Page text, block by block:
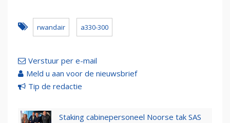
rwandair a330-300
Verstuur per e-mail
Meld u aan voor de nieuwsbrief
Tip de redactie
Staking cabinepersoneel Noorse tak SAS